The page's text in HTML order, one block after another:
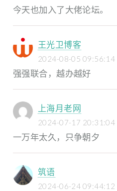
今天也加入了大佬论坛。
王光卫博客
2024-08-05 09:56:14
强强联合，越办越好
上海月老网
2024-07-17 20:31:04
一万年太久，只争朝夕
筑语
2024-06-24 09:44:12